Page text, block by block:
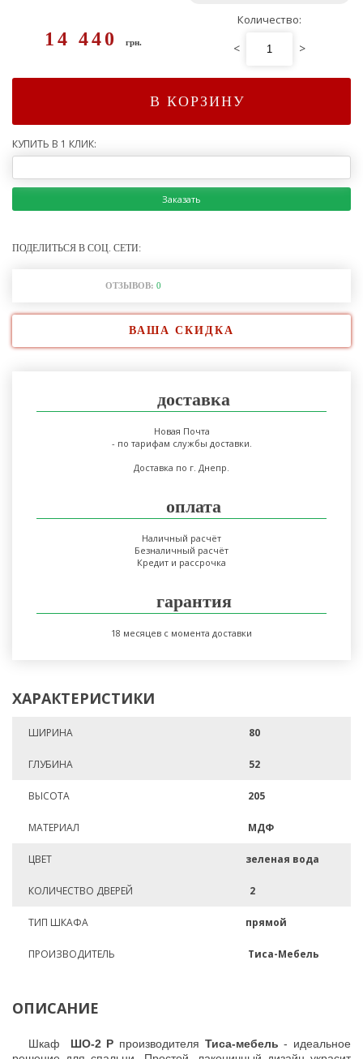
14 440грн.
Количество:
< >
В КОРЗИНУ
КУПИТЬ В 1 КЛИК:
Заказать
ПОДЕЛИТЬСЯ В СОЦ. СЕТИ:
ОТЗЫВОВ: 0
ВАША СКИДКА
доставка
Новая Почта
- по тарифам службы доставки.
Доставка по г. Днепр.
оплата
Наличный расчёт
Безналичный расчёт
Кредит и рассрочка
гарантия
18 месяцев с момента доставки
ХАРАКТЕРИСТИКИ
ШИРИНА 80
ГЛУБИНА 52
ВЫСОТА 205
МАТЕРИАЛ МДФ
ЦВЕТ зеленая вода
КОЛИЧЕСТВО ДВЕРЕЙ 2
ТИП ШКАФА прямой
ПРОИЗВОДИТЕЛЬ Тиса-Мебель
ОПИСАНИЕ
Шкаф ШО-2 Р производителя Тиса-мебель - идеальное